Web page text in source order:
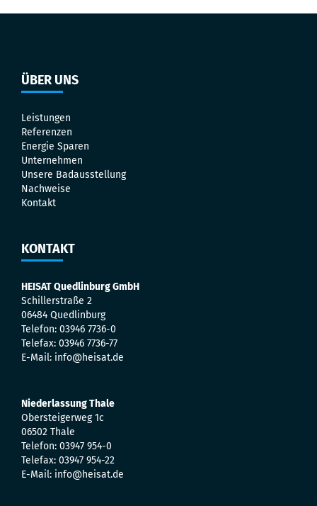
ÜBER UNS
Leistungen
Referenzen
Energie Sparen
Unternehmen
Unsere Badausstellung
Nachweise
Kontakt
KONTAKT
HEISAT Quedlinburg GmbH
Schillerstraße 2
06484 Quedlinburg
Telefon: 03946 7736-0
Telefax: 03946 7736-77
E-Mail: info@heisat.de
Niederlassung Thale
Obersteigerweg 1c
06502 Thale
Telefon: 03947 954-0
Telefax: 03947 954-22
E-Mail: info@heisat.de